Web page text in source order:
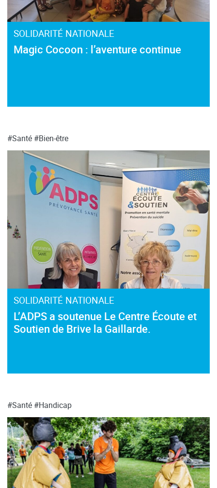
SOLIDARITÉ NATIONALE
Magic Cocoon : l’aventure continue
#Santé #Bien-être
SOLIDARITÉ NATIONALE
L’ADPS a soutenue Le Centre Écoute et
Soutien de Brive la Gaillarde.
#Santé #Handicap